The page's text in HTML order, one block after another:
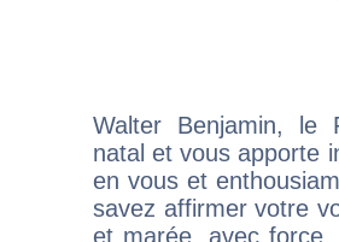
Walter Benjamin, le
natal et vous apporte
en vous et
savez affirmer votre
et marée, avec